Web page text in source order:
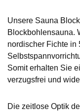
Unsere Sauna
Blockbohlensauna.
nordischer Fichte in
Somit erhalten Sie
verzugsfrei und
Die zeitlose Optik